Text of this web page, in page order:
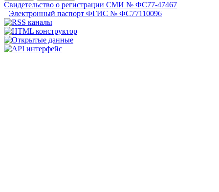
Свидетельство о регистрации СМИ № ФС77-47467
Электронный паспорт ФГИС № ФС77110096